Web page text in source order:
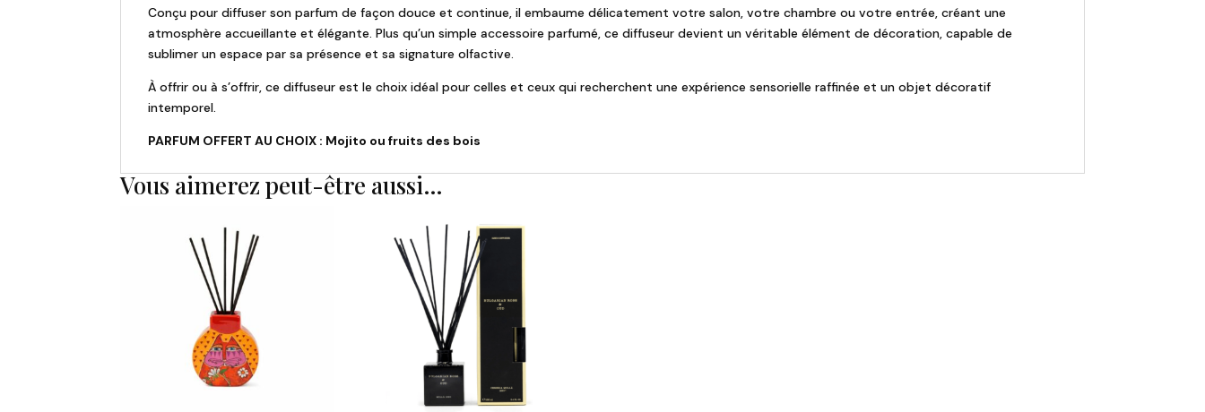
Conçu pour diffuser son parfum de façon douce et continue, il embaume délicatement votre salon, votre chambre ou votre entrée, créant une
atmosphère accueillante et élégante. Plus qu’un simple accessoire parfumé, ce diffuseur devient un véritable élément de décoration, capable de
sublimer un espace par sa présence et sa signature olfactive.
À offrir ou à s’offrir, ce diffuseur est le choix idéal pour celles et ceux qui recherchent une expérience sensorielle raffinée et un objet décoratif
intemporel.
PARFUM OFFERT AU CHOIX : Mojito ou fruits des bois
Vous aimerez peut-être aussi…